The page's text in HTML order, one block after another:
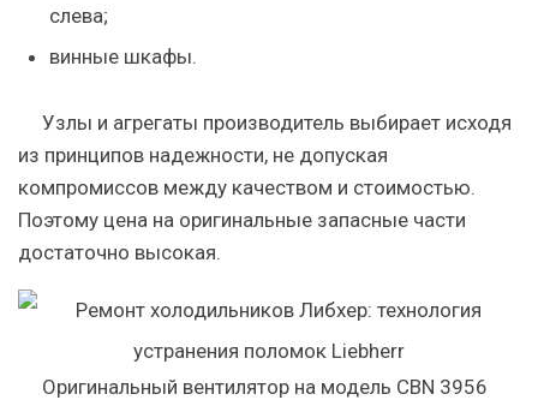
слева;
винные шкафы.
Узлы и агрегаты производитель выбирает исходя
из принципов надежности, не допуская
компромиссов между качеством и стоимостью.
Поэтому цена на оригинальные запасные части
достаточно высокая.
Оригинальный вентилятор на модель CBN 3956